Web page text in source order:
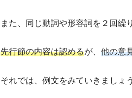
また、同じ動詞や形容詞を２回繰
先行節の内容は認めるが、 他の意
それでは、例文をみていきましょう